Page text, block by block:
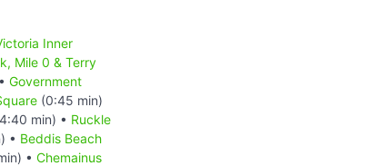
Inner
Mile 0 & Terry
Government
(0:45 min)
min) • Ruckle
• Beddis Beach
• Chemainus